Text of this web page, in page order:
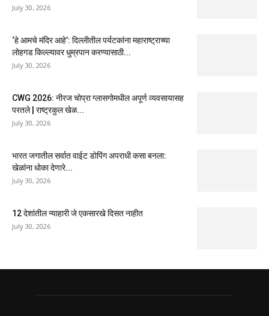
July 30, 2026
‘हे आमचे मंदिर आहे’: दिल्लीतील पर्यटकांना महाराष्ट्राच्या
लोहगड किल्ल्यावर धुम्रपान करण्यासाठी...
July 30, 2026
CWG 2026: नीरज चोप्रा ग्लासगोमधील अपूर्ण व्यवसायासह
परतले | राष्ट्रकुल खेळ...
July 30, 2026
भारत जगातील सर्वात वाईट डोपिंग अपराधी कसा बनला:
खेळांना धोका देणारे...
July 30, 2026
12 देशांतील न्याहारी जे एकसारखे दिसत नाहीत
July 30, 2026